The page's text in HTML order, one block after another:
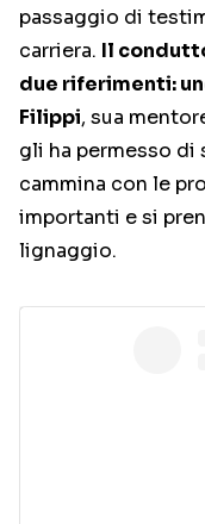
passaggio di
carriera. Il
due riferimenti:
Filippi, sua
gli ha permesso di
cammina con le
importanti e si
lignaggio.